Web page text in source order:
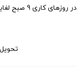
در روزهای کاری 9 صبح لغایت 8 عصر پاسخگوی شما عزیزان هستیم.